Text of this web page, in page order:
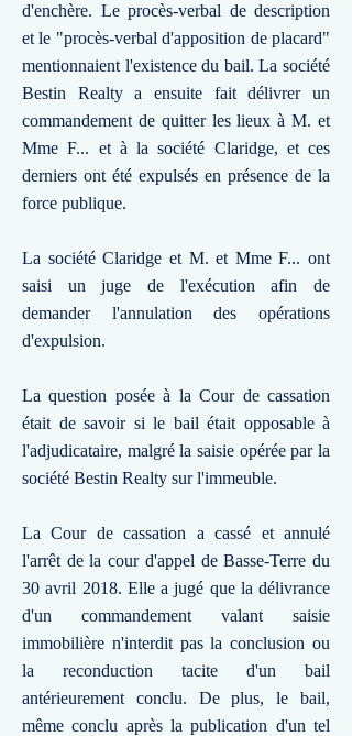
d'enchère. Le procès-verbal de description
et le "procès-verbal d'apposition de placard"
mentionnaient l'existence du bail. La société
Bestin Realty a ensuite fait délivrer un
commandement de quitter les lieux à M. et
Mme F... et à la société Claridge, et ces
derniers ont été expulsés en présence de la
force publique.
La société Claridge et M. et Mme F... ont
saisi un juge de l'exécution afin de
demander l'annulation des opérations
d'expulsion.
La question posée à la Cour de cassation
était de savoir si le bail était opposable à
l'adjudicataire, malgré la saisie opérée par la
société Bestin Realty sur l'immeuble.
La Cour de cassation a cassé et annulé
l'arrêt de la cour d'appel de Basse-Terre du
30 avril 2018. Elle a jugé que la délivrance
d'un commandement valant saisie
immobilière n'interdit pas la conclusion ou
la reconduction tacite d'un bail
antérieurement conclu. De plus, le bail,
même conclu après la publication d'un tel